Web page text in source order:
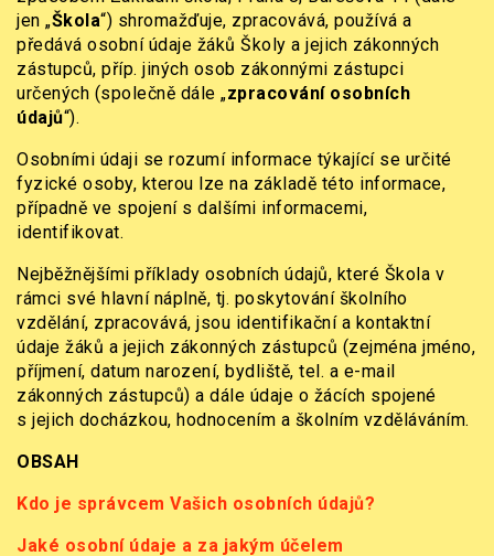
jen „Škola“) shromažďuje, zpracovává, používá a
předává osobní údaje žáků Školy a jejich zákonných
zástupců, příp. jiných osob zákonnými zástupci
určených (společně dále „zpracování osobních
údajů“).
Osobními údaji se rozumí informace týkající se určité
fyzické osoby, kterou lze na základě této informace,
případně ve spojení s dalšími informacemi,
identifikovat.
Nejběžnějšími příklady osobních údajů, které Škola v
rámci své hlavní náplně, tj. poskytování školního
vzdělání, zpracovává, jsou identifikační a kontaktní
údaje žáků a jejich zákonných zástupců (zejména jméno,
příjmení, datum narození, bydliště, tel. a e-mail
zákonných zástupců) a dále údaje o žácích spojené
s jejich docházkou, hodnocením a školním vzděláváním.
OBSAH
Kdo je správcem Vašich osobních údajů?
Jaké osobní údaje a za jakým účelem